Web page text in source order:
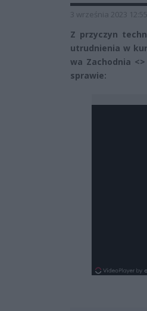
3 września 2023 12:55
Z przyczyn
utrudnienia w
wa Zachodnia
sprawie: